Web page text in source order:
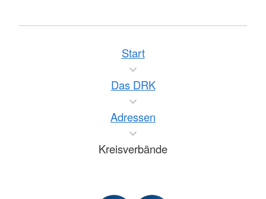
Start
Das DRK
Adressen
Kreisverbände